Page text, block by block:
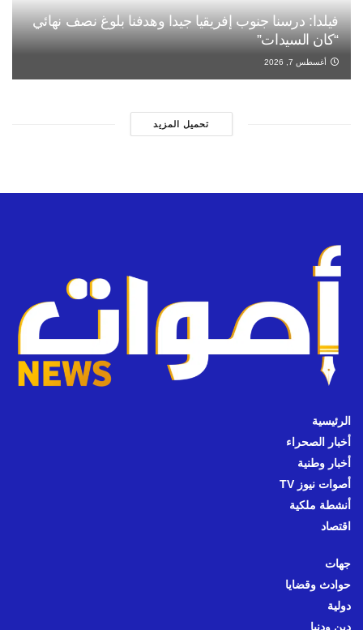
فيلدا: درسنا جنوب إفريقيا جيدا وهدفنا بلوغ نصف نهائي
“كان السيدات”
أغسطس 7, 2026
تحميل المزيد
الرئيسية
أخبار الصحراء
أخبار وطنية
أصوات نيوز TV
أنشطة ملكية
اقتصاد
جهات
حوادث وقضايا
دولية
دين ودنيا